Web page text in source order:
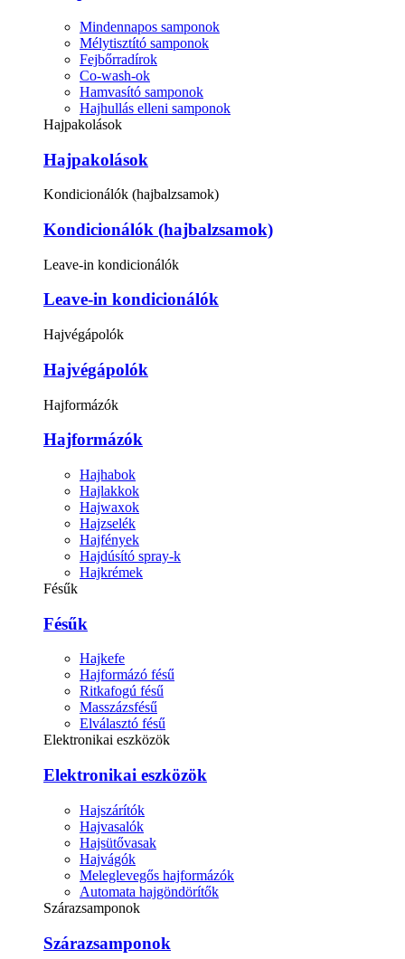
Mindennapos samponok
Mélytisztító samponok
Fejbőrradírok
Co-wash-ok
Hamvasító samponok
Hajhullás elleni samponok
Hajpakolások
Hajpakolások
Kondicionálók (hajbalzsamok)
Kondicionálók (hajbalzsamok)
Leave-in kondicionálók
Leave-in kondicionálók
Hajvégápolók
Hajvégápolók
Hajformázók
Hajformázók
Hajhabok
Hajlakkok
Hajwaxok
Hajzselék
Hajfények
Hajdúsító spray-k
Hajkrémek
Fésűk
Fésűk
Hajkefe
Hajformázó fésű
Ritkafogú fésű
Masszázsfésű
Elválasztó fésű
Elektronikai eszközök
Elektronikai eszközök
Hajszárítók
Hajvasalók
Hajsütővasak
Hajvágók
Meleglevegős hajformázók
Automata hajgöndörítők
Szárazsamponok
Szárazsamponok